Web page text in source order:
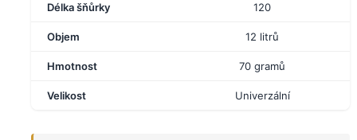
Délka šňůrky 120
Objem 12 litrů
Hmotnost 70 gramů
Velikost Univerzální